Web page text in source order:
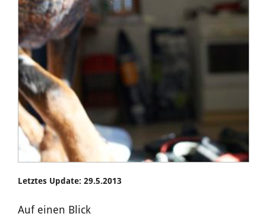
Letztes Update: 29.5.2013
Auf einen Blick